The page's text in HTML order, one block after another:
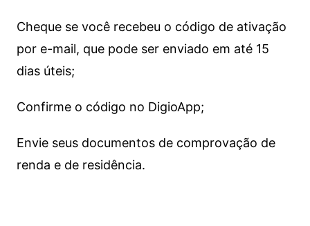
Cheque se você recebeu o código de ativação
por e-mail, que pode ser enviado em até 15
dias úteis;
Confirme o código no DigioApp;
Envie seus documentos de comprovação de
renda e de residência.